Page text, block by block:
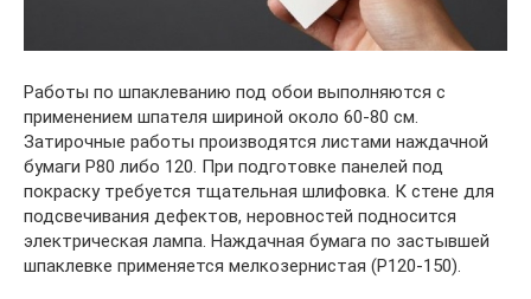
Работы по шпаклеванию под обои выполняются с
применением шпателя шириной около 60-80 см.
Затирочные работы производятся листами наждачной
бумаги Р80 либо 120. При подготовке панелей под
покраску требуется тщательная шлифовка. К стене для
подсвечивания дефектов, неровностей подносится
электрическая лампа. Наждачная бумага по застывшей
шпаклевке применяется мелкозернистая (Р120-150).